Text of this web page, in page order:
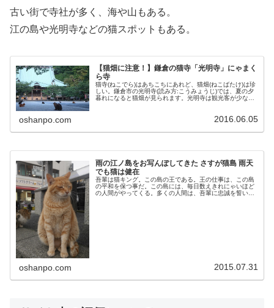
古い街で寺社が多く、海や山もある。
江の島や光明寺などの猫スポットもある。
【猫畑に注意！】鎌倉の猫寺「光明寺」にゃまく
ら寺
猫寺(ねこでら)はあちこちにあれど、猫畑(ねこばたけ)は珍
しい。鎌倉市の光明寺(読み方:こうみょうじ)では、夏の夕
暮れになると猫畑が見られます。光明寺は観光客が少ない
oshanpo.com 2016.06.05
雨の江ノ島をお写んぽしてきた さすが猫島 雨天
でも猫は健在
吾輩は猫キング。この島の王である。王の仕事は、この島
の平和を保つ事だ。この島には、毎日数えきれにゃいほど
の人間がやってくる。多くの人間は、吾輩に忠誠を誓い、
oshanpo.com 2015.07.31